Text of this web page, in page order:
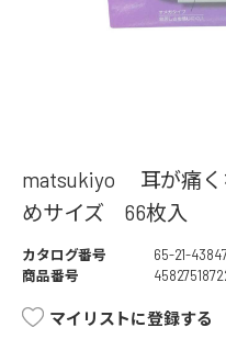
matsukiyo 耳が痛
めサイズ 66枚入
カタログ番号
65-21-
商品番号
マイリストに登録する